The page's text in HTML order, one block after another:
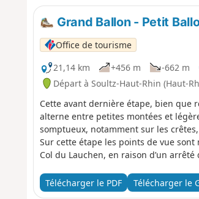
Grand Ballon - Petit
Office de tourisme
21,14 km
+456 m -662 m
Départ à Soultz-Haut-Rhin (Haut-
Cette avant dernière étape, bien que
alterne entre petites montées et
somptueux, notamment sur les
Sur cette étape les points de vue
Col du Lauchen, en raison d’un
l’année, suivre le chemin
Télécharger le PDF Télécharger le